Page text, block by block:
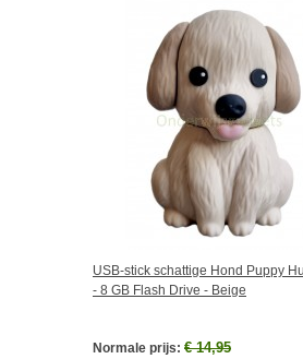
USB-stick schattige Hond Puppy
- 8 GB Flash Drive - Beige
Normale prijs: € 14,95